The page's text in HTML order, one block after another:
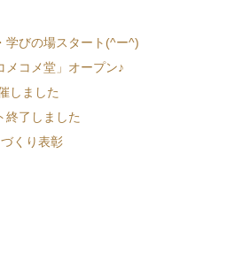
学びの場スタート(^ー^)
メコメ堂」オープン♪
しました
終了しました
くり表彰